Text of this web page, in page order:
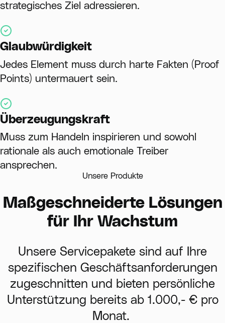
strategisches Ziel adressieren.
Glaubwürdigkeit
Jedes Element muss durch harte Fakten (Proof
Points) untermauert sein.
Überzeugungskraft
Muss zum Handeln inspirieren und sowohl
rationale als auch emotionale Treiber
ansprechen.
Unsere Produkte
Maßgeschneiderte Lösungen
für Ihr Wachstum
Unsere Servicepakete sind auf Ihre
spezifischen Geschäftsanforderungen
zugeschnitten und bieten persönliche
Unterstützung bereits ab 1.000,- € pro
Monat.